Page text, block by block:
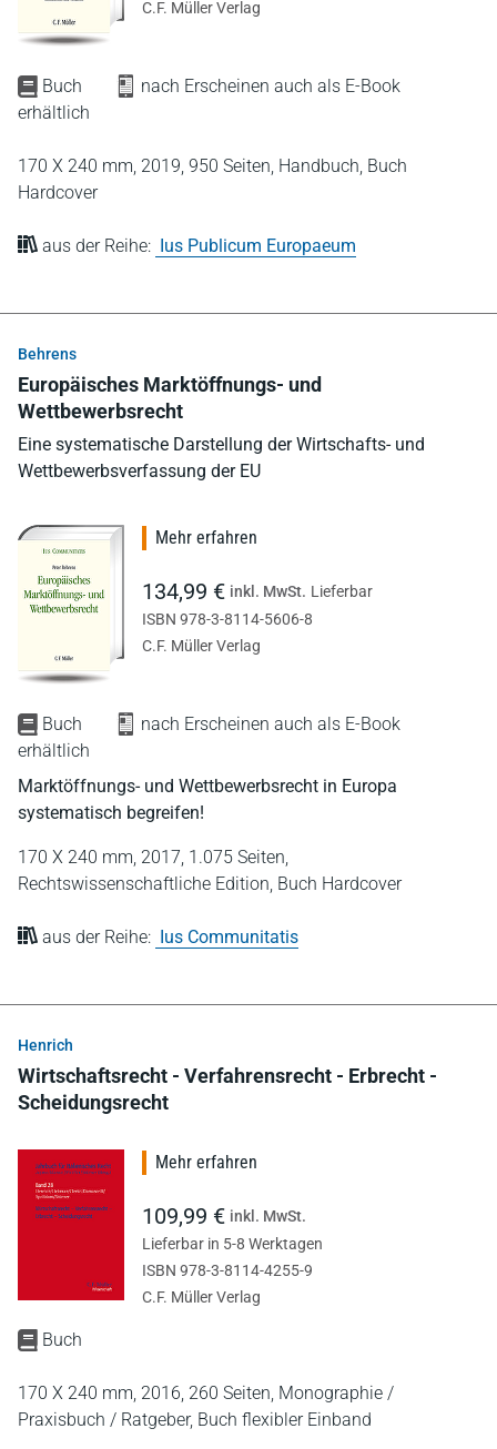
Buch
nach Erscheinen auch als E-Book
erhältlich
170 X 240 mm, 2019, 950 Seiten, Handbuch, Buch
Hardcover
aus der Reihe: Ius Publicum Europaeum
C.F. Müller Verlag
Behrens
Europäisches Marktöffnungs- und
Wettbewerbsrecht
Eine systematische Darstellung der Wirtschafts- und
Wettbewerbsverfassung der EU
Buch
nach Erscheinen auch als E-Book
erhältlich
Marktöffnungs- und Wettbewerbsrecht in Europa
systematisch begreifen!
170 X 240 mm, 2017, 1.075 Seiten,
Rechtswissenschaftliche Edition, Buch Hardcover
aus der Reihe: Ius Communitatis
Mehr erfahren
134,99 € inkl. MwSt. Lieferbar
ISBN 978-3-8114-5606-8
C.F. Müller Verlag
Henrich
Wirtschaftsrecht - Verfahrensrecht - Erbrecht -
Scheidungsrecht
Buch
170 X 240 mm, 2016, 260 Seiten, Monographie /
Praxisbuch / Ratgeber, Buch flexibler Einband
Mehr erfahren
109,99 € inkl. MwSt.
Lieferbar in 5-8 Werktagen
ISBN 978-3-8114-4255-9
C.F. Müller Verlag